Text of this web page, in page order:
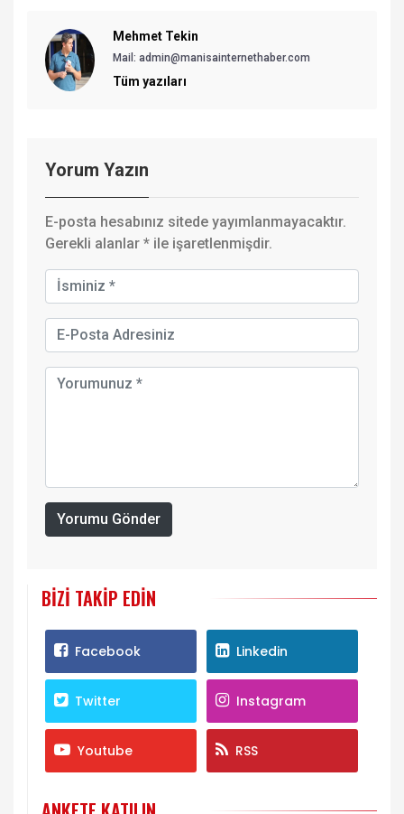
Mehmet Tekin
Mail: admin@manisainternethaber.com
Tüm yazıları
Yorum Yazın
E-posta hesabınız sitede yayımlanmayacaktır.
Gerekli alanlar * ile işaretlenmişdir.
Yorumu Gönder
BIZI TAKIP EDIN
Facebook Linkedin
Twitter Instagram
Youtube RSS